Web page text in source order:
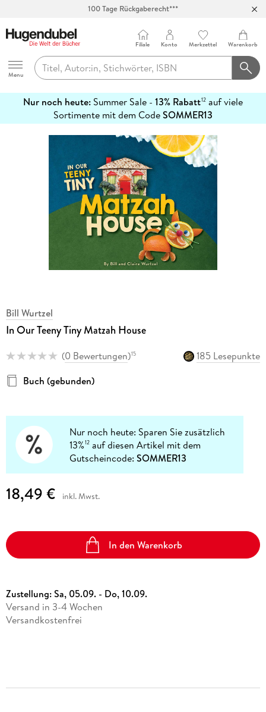
100 Tage Rückgaberecht***
Hugendubel
Menu
Filiale Konto Merkzettel Warenkorb
Nur noch heute: Summer Sale - 13% Rabatt12 auf viele
Sortimente mit dem CodeSOMMER13
erfahren
Bill Wurtzel
In Our Teeny Tiny Matzah House
(0 Bewertungen)15
185 Lesepunkte
Buch (gebunden)
Nur noch heute: Sparen Sie zusätzlich
13%12 auf diesen Artikel mit dem
Gutscheincode:SOMMER13
18,49 € inkl. Mwst.
In den Warenkorb
Zustellung:Sa, 05.09. - Do, 10.09.
Versand in 3-4 Wochen
Versandkostenfrei